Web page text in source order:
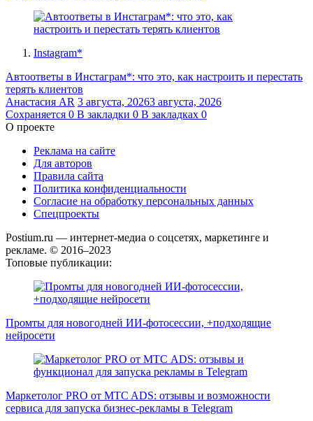
Instagram*
Автоответы в Инстаграм*: что это, как настроить и перестать
терять клиентов
Анастасия AR 3 августа, 20263 августа, 2026
Сохраняется 0 В закладки 0 В закладках 0
О проекте
Реклама на сайте
Для авторов
Правила сайта
Политика конфиденциальности
Согласие на обработку персональных данных
Спецпроекты
Postium.ru — интернет-медиа о соцсетях, маркетинге и
рекламе. © 2016–2023
Топовые публикации:
Промты для новогодней ИИ-фотосессии, +подходящие
нейросети
Маркетолог PRO от MTC ADS: отзывы и возможности
сервиса для запуска бизнес-рекламы в Telegram